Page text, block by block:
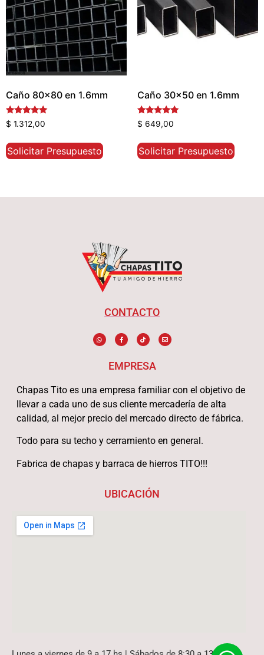
Caño 80×80 en 1.6mm
Valorado
con
de 5
$ 1.312,00
Solicitar Presupuesto
Caño 30×50 en 1.6mm
Valorado
con
de 5
$ 649,00
Solicitar Presupuesto
CONTACTO
EMPRESA
Chapas Tito es una empresa familiar con el objetivo de
llevar a cada uno de sus cliente mercadería de alta
calidad, al mejor precio del mercado directo de fábrica.
Todo para su techo y cerramiento en general.
Fabrica de chapas y barraca de hierros TITO!!!
UBICACIÓN